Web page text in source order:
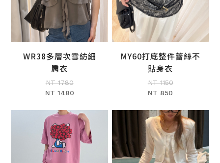
加入購物車
WR38多層次雪紡細
肩衣
NT 1780
NT 1480
加入購物車
MY60打底整件蕾絲不
貼身衣
NT 1150
NT 850